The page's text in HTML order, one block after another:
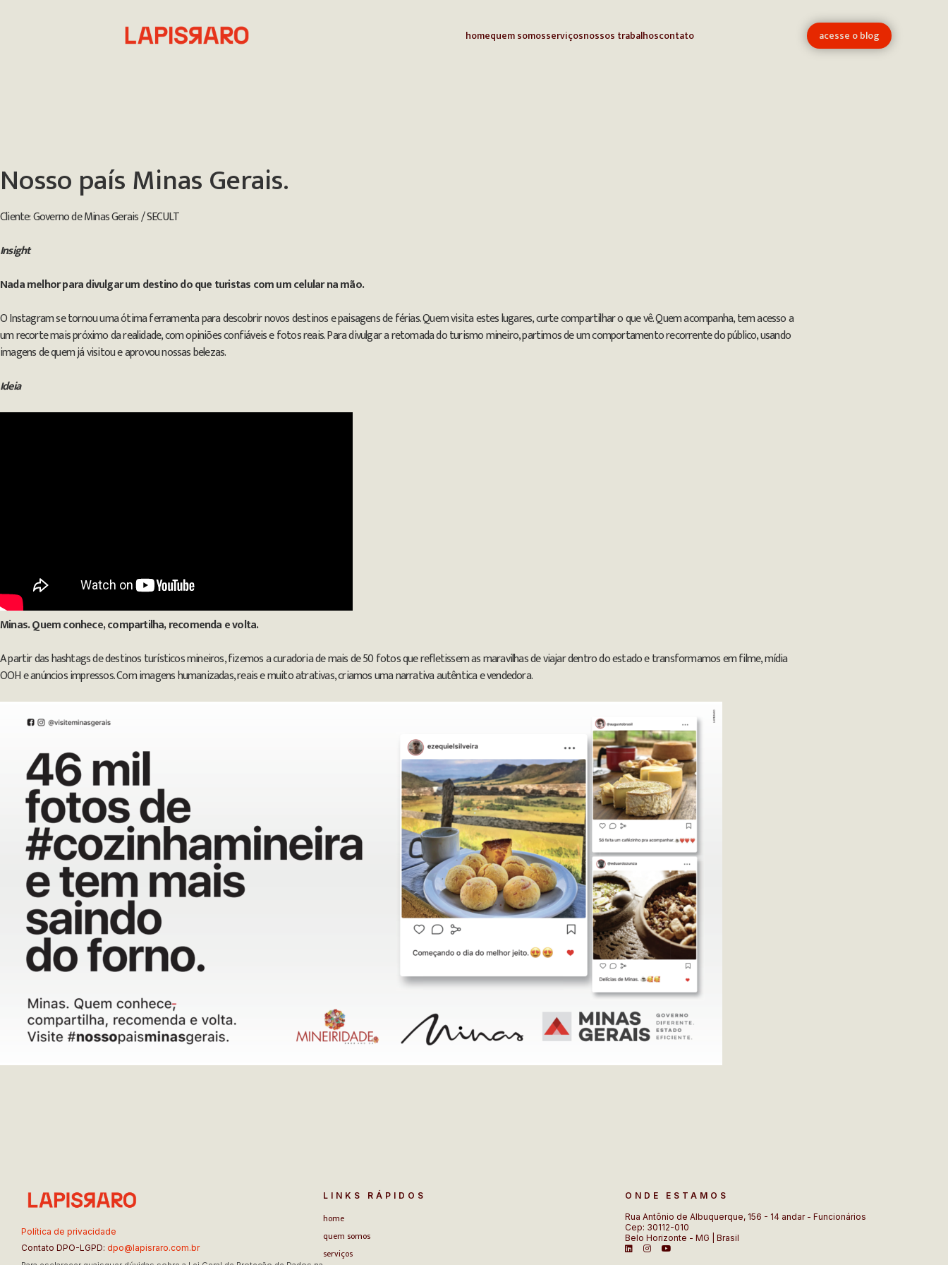
homequem somosserviçosnossos trabalhoscontato acesse o blog
Nosso país Minas Gerais.
Cliente: Governo de Minas Gerais / SECULT
Insight
Nada melhor para divulgar um destino do que turistas com um celular na mão.
O Instagram se tornou uma ótima ferramenta para descobrir novos destinos e paisagens de férias. Quem visita estes lugares, curte compartilhar o que vê. Quem acompanha, tem acesso a
um recorte mais próximo da realidade, com opiniões confiáveis e fotos reais. Para divulgar a retomada do turismo mineiro, partimos de um comportamento recorrente do público, usando
imagens de quem já visitou e aprovou nossas belezas.
Ideia
Minas. Quem conhece, compartilha, recomenda e volta.
A partir das hashtags de destinos turísticos mineiros, fizemos a curadoria de mais de 50 fotos que refletissem as maravilhas de viajar dentro do estado e transformamos em filme, mídia
OOH e anúncios impressos. Com imagens humanizadas, reais e muito atrativas, criamos uma narrativa autêntica e vendedora.
Política de privacidade
Contato DPO-LGPD: dpo@lapisraro.com.br
LINKS RÁPIDOS
home
quem somos
serviços
ONDE ESTAMOS
Rua Antônio de Albuquerque, 156 - 14 andar - Funcionários
Cep: 30112-010
Belo Horizonte - MG | Brasil